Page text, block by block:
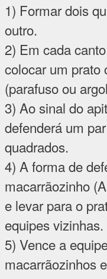
1) Formar dois
outro.
2) Em cada
colocar um prato
(parafuso ou
3) Ao sinal do
defenderá um
quadrados.
4) A forma de
macarrãozinho
e levar para o
equipes vizinhas.
5) Vence a
macarrãozinhos